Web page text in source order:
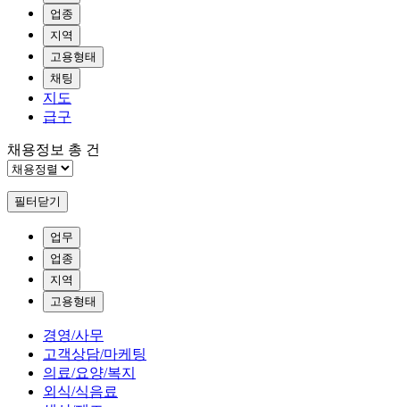
업종
지역
고용형태
채팅
지도
급구
채용정보 총 건
필터닫기
업무
업종
지역
고용형태
경영/사무
고객상담/마케팅
의료/요양/복지
외식/식음료